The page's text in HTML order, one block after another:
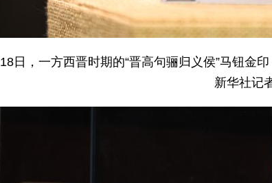
日，一方西晋时期的“晋高句骊归义侯”马钮金
新华社记